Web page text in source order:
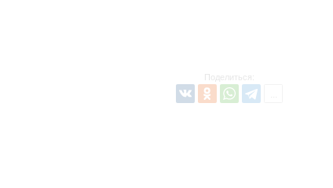
Поделиться: